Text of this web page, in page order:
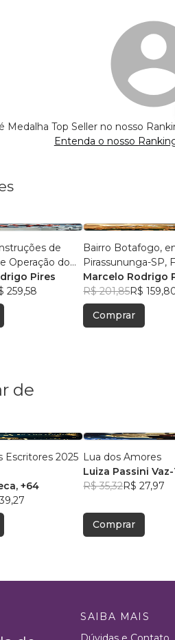
Medalha Top Seller no nosso
Entenda o nosso
de
Operação do
Respirador
com
Pires
259,58
Bairro Botafogo,
Pirassununga-SP,
por Alemães,
Brasileiros, e
Atriz Cacilda Becker
Marcelo Rodrigo
R$ 201,85R$
Comprar
de
Escritores 2025
, +64
Lua dos Amores
Luiza Passini
+19
R$ 35,32R$ 27,97
Comprar
SAIBA MAIS